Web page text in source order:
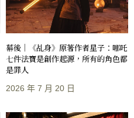
幕後｜《乩身》原著作者星子：哪吒
七件法寶是創作起源，所有的角色都
是罪人
2026 年 7 月 20 日